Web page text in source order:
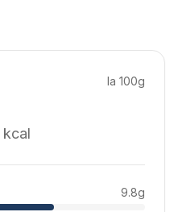
la 100g
kcal
9.8g